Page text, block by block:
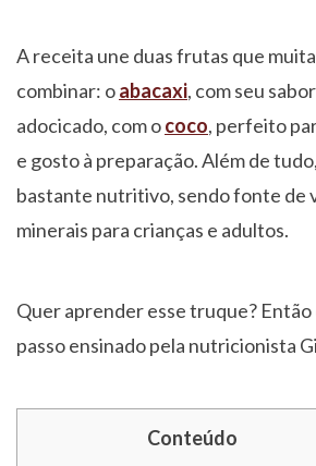
A receita une duas frutas que
combinar: oabacaxi, com seu
adocicado, com ococo, perfeito
e gosto à preparação. Além de
bastante nutritivo, sendo fonte de
minerais para crianças e adultos.
Quer aprender esse truque? Então
passo ensinado pela nutricionista
Conteúdo